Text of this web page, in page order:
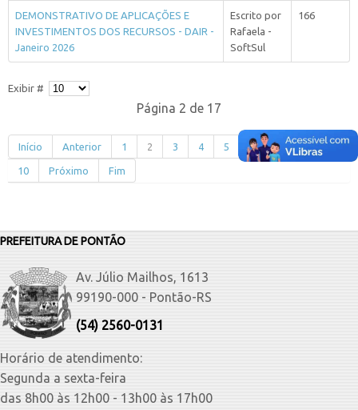
DEMONSTRATIVO DE APLICAÇÕES E
INVESTIMENTOS DOS RECURSOS - DAIR -
Janeiro 2026
Escrito por
Rafaela -
SoftSul
166
Exibir #
Página 2 de 17
Início Anterior 1 2 3 4 5 6 7 8 9
10 Próximo Fim
PREFEITURA DE PONTÃO
Av. Júlio Mailhos, 1613
99190-000 - Pontão-RS
(54) 2560-0131
Horário de atendimento:
Segunda a sexta-feira
das 8h00 às 12h00 - 13h00 às 17h00